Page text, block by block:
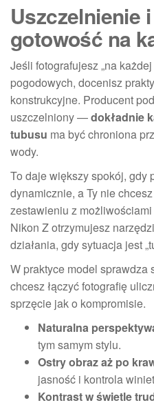
Uszczelnienie
gotowość na
Jeśli fotografujesz „na
pogodowych, docenisz
konstrukcyjne. Producent
uszczelniony —dokładnie
tubusu ma być chroniona
wody.
To daje większy spokój, gdy
dynamicznie, a Ty nie
zestawieniu z
Nikon Z otrzymujesz
działania, gdy sytuacja jest
W praktyce model sprawdza
chcesz łączyć fotografię
sprzęcie jak o kompromisie.
Naturalna
tym samym stylu.
Ostry obraz aż po
jasność i kontrola
Kontrast w świetle